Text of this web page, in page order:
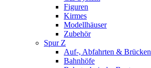
Figuren
Kirmes
Modellhäuser
Zubehör
Spur Z
Auf-, Abfahrten & Brücken
Bahnhöfe